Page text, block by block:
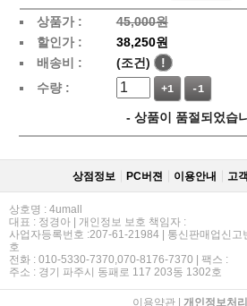
상품가 :
45,000원
할인가 :
38,250원
배송비 :
(조건)
!
수량 :
+1 -1
- 상품이 품절되었습
상점정보 PC버젼 이용안내 고
상호명 : 4umall
대표 : 정경아 | 개인정보 보호 책임자 :
사업자등록번호 :207-61-21984 | 통신판매업신
호
전화 : 010-5330-7370,070-8176-7370 | 팩스 :
주소 : 경기 파주시 동패로 117 203동 1302호
이용약관| 개인정보처